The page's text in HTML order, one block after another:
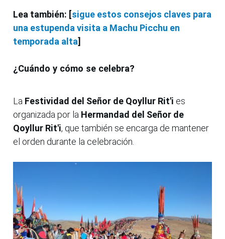
Lea también: [sigue estos consejos claves para
una estupenda visita a Machu Picchu en
temporada alta]
¿Cuándo y cómo se celebra?
La Festividad del Señor de Qoyllur Rit'i es
organizada por la Hermandad del Señor de
Qoyllur Rit'i, que también se encarga de mantener
el orden durante la celebración.